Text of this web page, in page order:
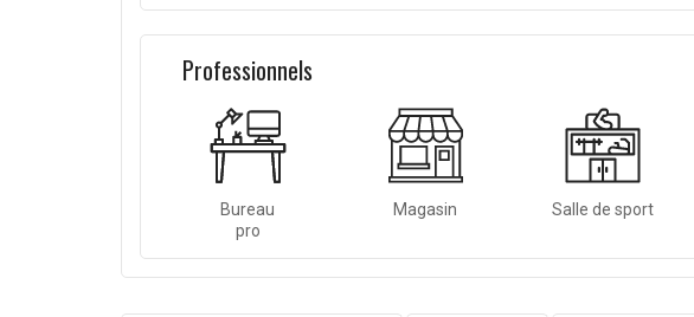
Professionnels
Bureau
pro
Magasin Salle de sport